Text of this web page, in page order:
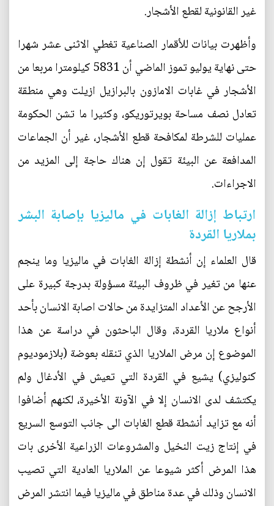
غير القانونية لقطع الأشجار.
وأظهرت بيانات للأقمار الصناعية تغطي الاثنى عشر شهرا
حتى نهاية يوليو تموز الماضي أن 5831 كيلومترا مربعا من
الأشجار في غابات الامازون بالبرازيل ازيلت وهي منطقة
تعادل نصف مساحة بويرتوريكو، وكثيرا ما تشن الحكومة
عمليات للشرطة لمكافحة قطع الأشجار، غير أن الجماعات
المدافعة عن البيئة تقول إن هناك حاجة إلى المزيد من
الاجراءات.
ارتباط إزالة الغابات في ماليزيا بإصابة البشر
بملاريا القردة
قال العلماء إن أنشطة إزالة الغابات في ماليزيا وما ينجم
عنها من تغير في ظروف البيئة مسؤولة بدرجة كبيرة على
الأرجح عن الأعداد المتزايدة من حالات اصابة الانسان بأحد
أنواع ملاريا القردة، وقال الباحثون في دراسة عن هذا
الموضوع إن مرض الملاريا الذي تنقله بعوضة (بلازموديوم
كنوليزي) يشيع في القردة التي تعيش في الأدغال ولم
يكتشف لدى الانسان إلا في الآونة الأخيرة، لكنهم أضافوا
أنه مع تزايد أنشطة قطع الغابات الى جانب التوسع السريع
في إنتاج زيت النخيل والمشروعات الزراعية الأخرى بات
هذا المرض أكثر شيوعا عن الملاريا العادية التي تصيب
الانسان وذلك في عدة مناطق في ماليزيا فيما انتشر المرض